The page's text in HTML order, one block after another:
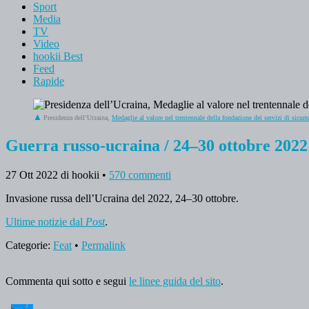
Sport
Media
TV
Video
hookii Best
Feed
Rapide
Presidenza dell’Ucraina, Medaglie al valore nel trentennale della fondazione dei servizi di
Guerra russo-ucraina / 24–30 ottobre 2022
27 Ott 2022 di hookii • 570 commenti
Invasione russa dell’Ucraina del 2022, 24–30 ottobre.
Ultime notizie dal Post.
Categorie: Feat • Permalink
Commenta qui sotto e segui le linee guida del sito.